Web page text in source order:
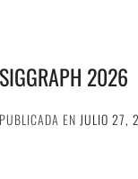
SIGGRAPH 2026
PUBLICADA EN JULIO 27,